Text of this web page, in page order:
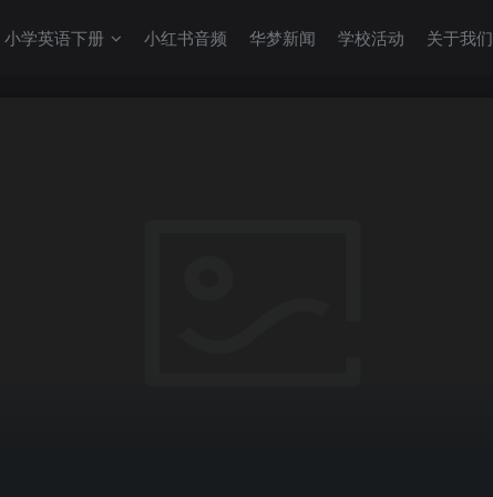
小学英语下册 小红书音频 华梦新闻 学校活动 关于我们